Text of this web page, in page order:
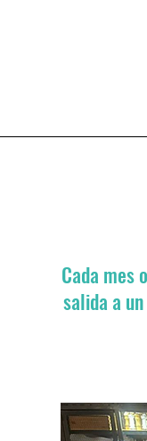
Cada mes
salida a